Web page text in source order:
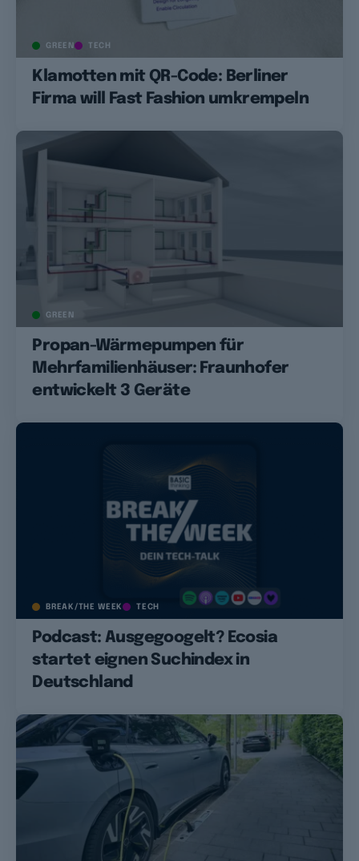
GREEN TECH
Klamotten mit QR-Code: Berliner
Firma will Fast Fashion umkrempeln
GREEN
Propan-Wärmepumpen für
Mehrfamilienhäuser: Fraunhofer
entwickelt 3 Geräte
BREAK/THE WEEK TECH
Podcast: Ausgegoogelt? Ecosia
startet eignen Suchindex in
Deutschland